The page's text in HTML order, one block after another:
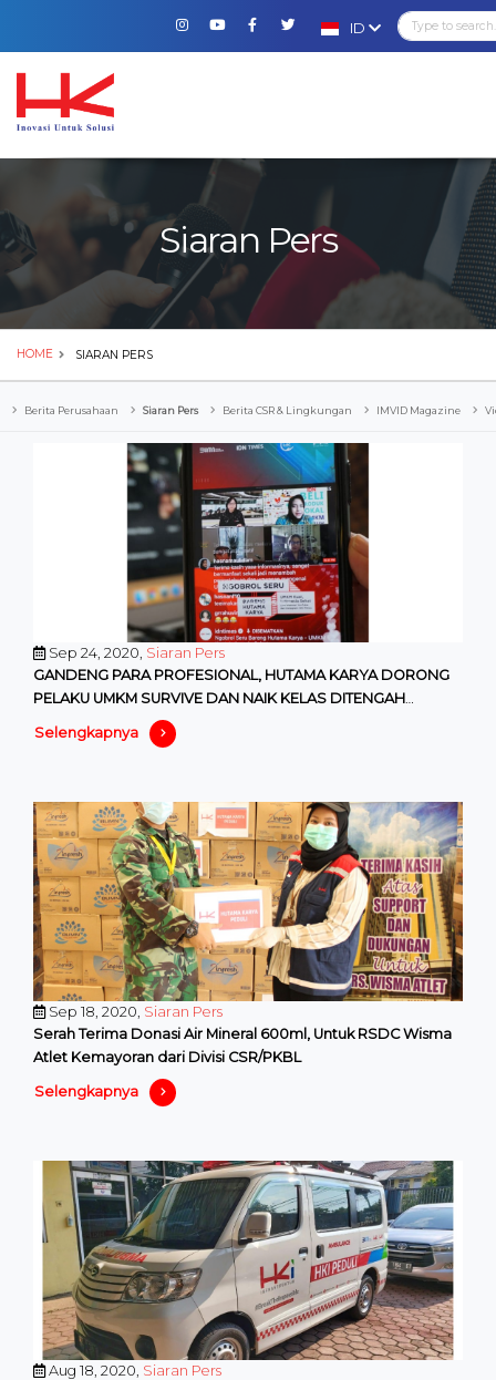
ID
Siaran Pers
HOME SIARAN PERS
Berita Perusahaan Siaran Pers Berita CSR & Lingkungan IMVID Magazine
Sep 24, 2020, Siaran Pers
GANDENG PARA PROFESIONAL, HUTAMA KARYA DORONG
PELAKU UMKM SURVIVE DAN NAIK KELAS DITENGAH
PANDEMI
Selengkapnya
Sep 18, 2020, Siaran Pers
Serah Terima Donasi Air Mineral 600ml, Untuk RSDC Wisma
Atlet Kemayoran dari Divisi CSR/PKBL
Selengkapnya
Aug 18, 2020, Siaran Pers